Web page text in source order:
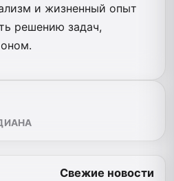
и жизненный опыт
решению задач,
Свежие новости